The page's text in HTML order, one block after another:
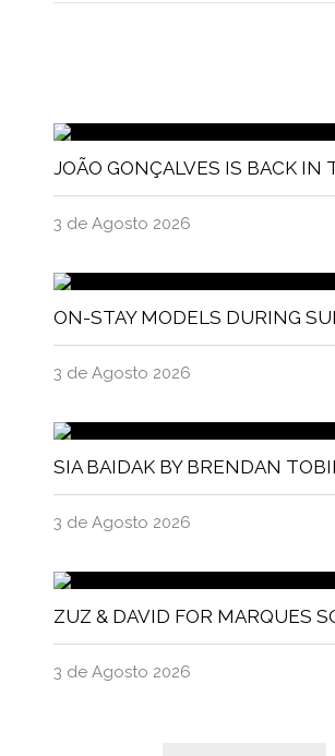
JOÃO GONÇALVES IS BACK IN
3 de Agosto 2026
ON-STAY MODELS DURING
3 de Agosto 2026
3 de Agosto 2026
3 de Agosto 2026